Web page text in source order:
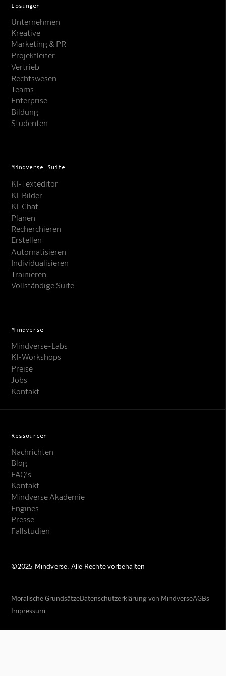
Lösungen
Unternehmen
Kreative
Marketing & PR
Projektleiter
Vertrieb
Rechtswesen
Teams
Enterprise
Bildung
Studenten
Mindverse Suite
KI-Texteditor
KI-Bilder
KI-Chat
Planen
Recherchieren
Erstellen
Automatisieren
Individualisieren
Trainieren
Vollständige Suite
Mindverse
Mindverse-Labs
KI-Workshops
Preise
Jobs
Kontakt
Ressourcen
Nachrichten
Blog
FAQ's
Kontakt
Mindverse Akademie
Engines
Presse
Fallstudien
©2025 Mindverse. Alle Rechte vorbehalten
Moralische GrundsätzeDatenschutzerklärung von MindverseAGBs
Impressum